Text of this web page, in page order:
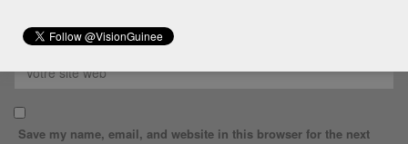
Save my name, email, and website in this browser for the next